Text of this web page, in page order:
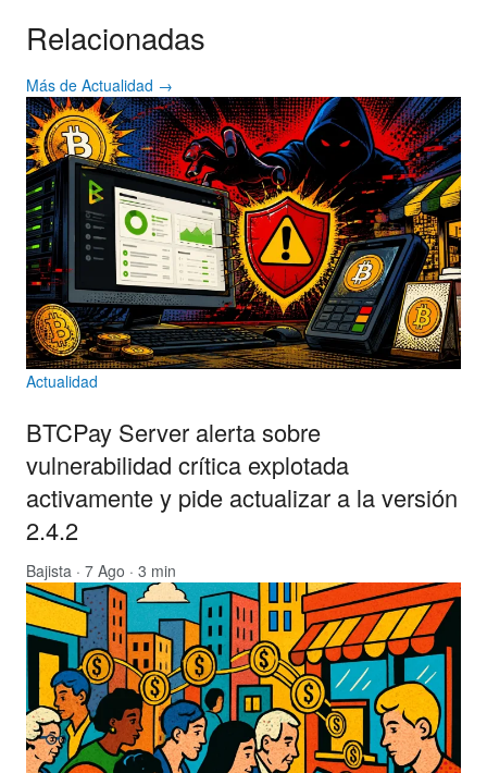
Relacionadas
Más de Actualidad →
Actualidad
BTCPay Server alerta sobre
vulnerabilidad crítica explotada
activamente y pide actualizar a la versión
2.4.2
Bajista · 7 Ago · 3 min